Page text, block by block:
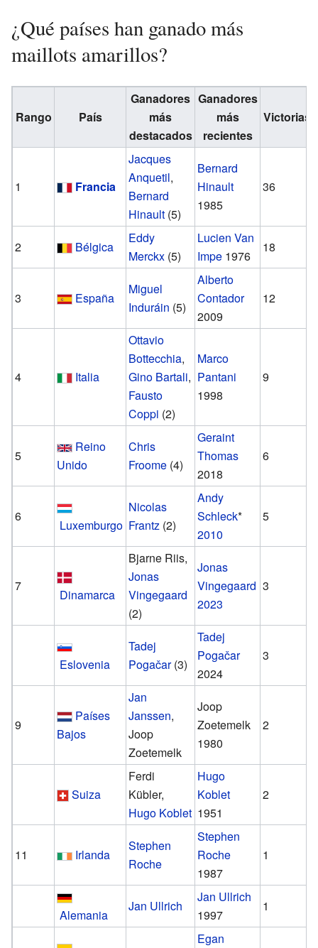
¿Qué países han ganado más
maillots amarillos?
Rango País
Ganadores
más
destacados
Ganadores
más
recientes
Victorias
1 Francia
Jacques
Anquetil,
Bernard
Hinault (5)
Bernard
Hinault
1985
36
2 Bélgica
Eddy
Merckx (5)
Lucien Van
Impe 1976
18
3 España
Miguel
Induráin (5)
Alberto
Contador
2009
12
4 Italia
Ottavio
Bottecchia,
Gino Bartali,
Fausto
Coppi (2)
Marco
Pantani
1998
9
5
Reino
Unido
Chris
Froome (4)
Geraint
Thomas
2018
6
6
Luxemburgo
Nicolas
Frantz (2)
Andy
Schleck*
2010
5
7
Dinamarca
Bjarne Riis,
Jonas
Vingegaard
(2)
Jonas
Vingegaard
2023
3
Eslovenia
Tadej
Pogačar(3)
Tadej
Pogačar
2024
3
9
Países
Bajos
Jan
Janssen,
Joop
Zoetemelk
Joop
Zoetemelk
1980
2
Suiza
Ferdi
Kübler,
Hugo Koblet
Hugo
Koblet
1951
2
11 Irlanda
Stephen
Roche
Stephen
Roche
1987
1
Alemania
Jan Ullrich
Jan Ullrich
1997
1
Egan